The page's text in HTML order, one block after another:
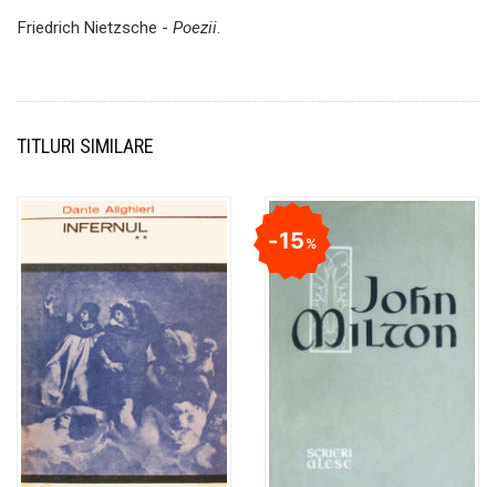
Friedrich Nietzsche - Poezii.
TITLURI SIMILARE
15%